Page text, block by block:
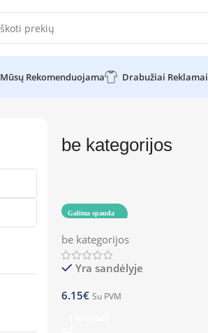
Mūsų Rekomenduojama Drabužiai Reklamai
be kategorijos
Galima spauda
be kategorijos
Yra sandėlyje
6.15€ Su PVM